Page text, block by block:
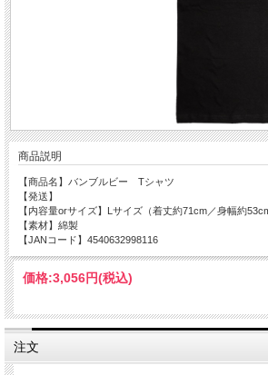
商品説明
【商品名】バンブルビー Tシャツ
【発送】
【内容量orサイズ】Lサイズ（着丈約71cm／身幅約
【素材】綿製
【JANコード】4540632998116
価格:3,056円(税込)
注文